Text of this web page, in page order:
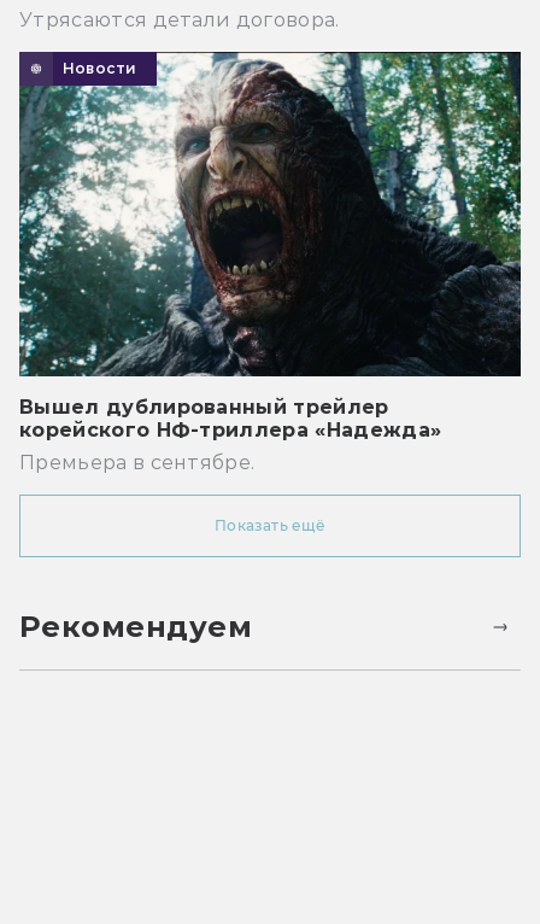
Утрясаются детали договора.
Новости
Вышел дублированный трейлер
корейского НФ-триллера «Надежда»
Премьера в сентябре.
Показать ещё
Рекомендуем